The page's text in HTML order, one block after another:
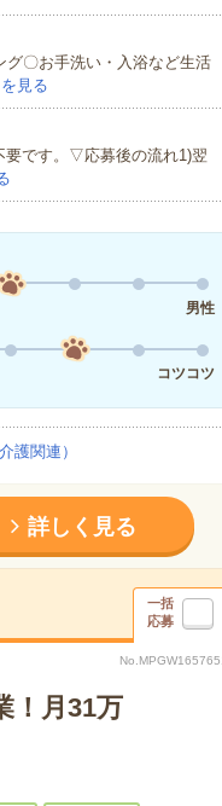
〇お手洗い・入浴など生活
見る
です。▽応募後の流れ1)翌
男性
コツコツ
関連）
詳しく見る
一括
応募
！月31万